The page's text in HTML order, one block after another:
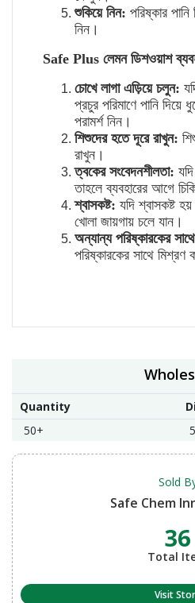
শুকিয়ে নিন: পরিষ্কার পানি
নিন।
Safe Plusলেমন ডিশওয়াশ
চোখে লাগা এড়িয়ে চলুন:
প্রচুর পরিমাণে পানি দিয়ে
পরামর্শ নিন।
শিশুদের হতে দূরে রাখুন:
রাখুন।
ত্বকের সংবেদনশীলতা: যদি
তাহলে ব্যবহারের আগে
শ্বাসকষ্ট: যদি শ্বাসকষ্ট হয়
খোলা জায়গায় চলে যান।
অন্যান্য পরিষ্কারকের সাথে
পরিষ্কারকের সাথে মিশ্রণ
Quantity
50+
Sold
Safe Chem
36
Total
Visit